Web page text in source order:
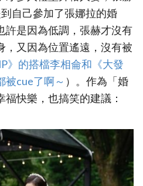
自己參加了張娜拉的婚
許是因為低調，張赫才沒有
，又因為位置遙遠，沒有被
》的搭檔李相侖和《大發
被cue了啊～‎ ）。作為「婚
快樂，也搞笑的建議：